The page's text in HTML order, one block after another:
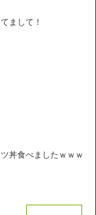
まして！
丼食べましたｗｗｗ